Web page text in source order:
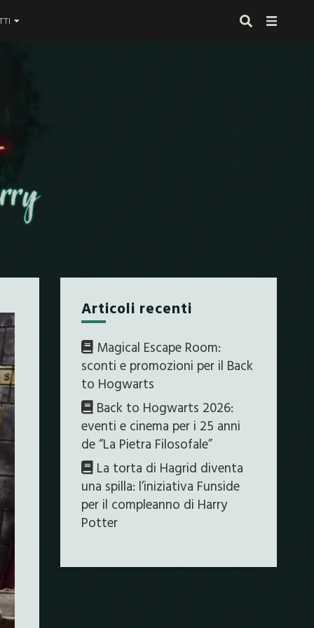
proprio alla fine
Articoli recenti
Magical Escape Room:
sconti e promozioni per il Back
to Hogwarts
Back to Hogwarts 2026:
eventi e cinema per i 25 anni
de “La Pietra Filosofale”
La torta di Hagrid diventa
una spilla: l’iniziativa Funside
per il compleanno di Harry
Potter